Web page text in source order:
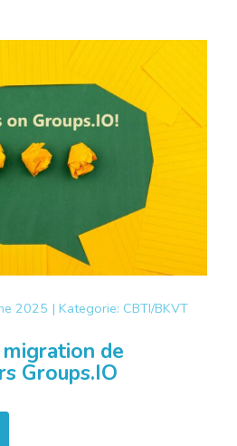
2025 | Kategorie: CBTI/BKVT
de
Groups.IO